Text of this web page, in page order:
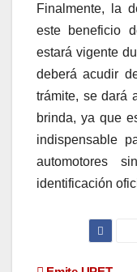
Finalmente, la
este beneficio
estará vigente
deberá acudir
trámite, se dará
brinda, ya que
indispensable
automotores
identificación